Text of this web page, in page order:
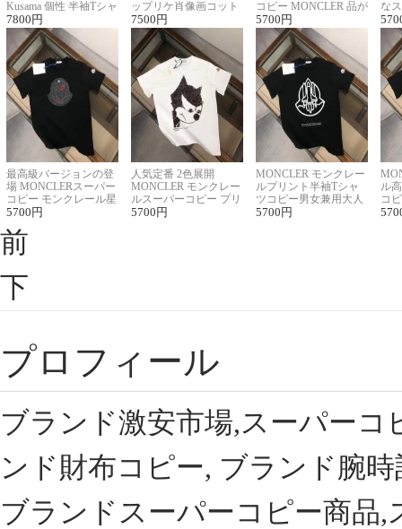
Kusama 個性 半袖Tシャ
ツコピー男女兼用
7800 円
ップリケ肖像画コット
ンニット半袖Tシャツ
7500 円
コピー MONCLER 品が
良く見た目
5700 円
な
ル
最高級バージョンの登
場 MONCLERスーパー
コピー モンクレール星
座半袖Tシャツ
5700 円
人気定番 2色展開
MONCLER モンクレー
ルスーパーコピー プリ
ント半袖Tシャツ
5700 円
MONCLER モンクレー
ルプリント半袖Tシャ
ツコピー男女兼用大人
可愛い春夏コーデ
5700 円
ル
コ
ィ
前
下
プロフィール
ブランド激安市場,スーパー
ンド財布コピー, ブランド腕
ブランドスーパーコピー商品